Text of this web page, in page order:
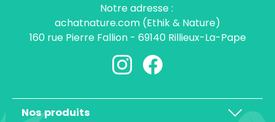
Notre adresse :
achatnature.com (Ethik & Nature)
160 rue Pierre Fallion - 69140 Rillieux-La-Pape
Nos produits